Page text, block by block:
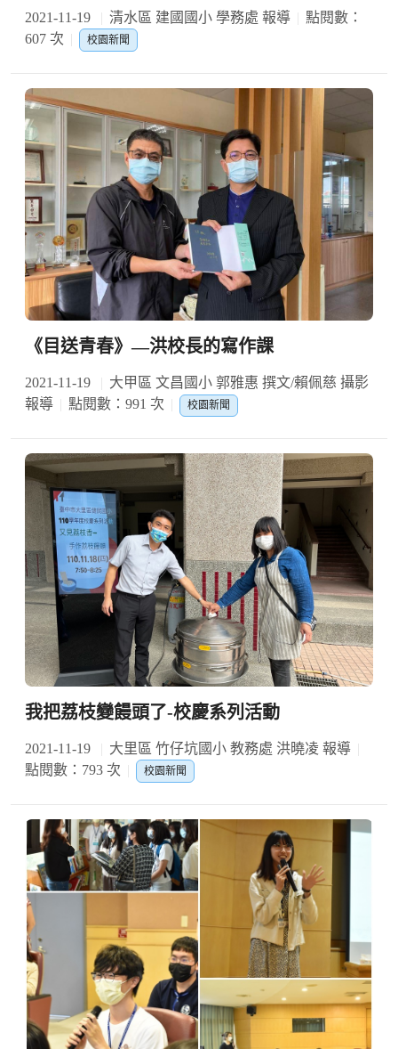
2021-11-19 清水區 建國國小 學務處 報導
點閱數：
607 次
校園新聞
《目送青春》—洪校長的寫作課
2021-11-19
大甲區 文昌國小 郭雅惠 撰文/賴佩慈 攝影
報導
點閱數：991 次 校園新聞
我把荔枝變饅頭了-校慶系列活動
2021-11-19
大里區 竹仔坑國小 教務處 洪曉凌 報導
點閱數：793 次
校園新聞